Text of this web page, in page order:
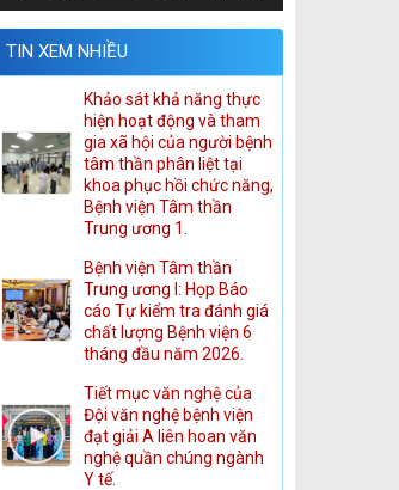
TIN XEM NHIỀU
Khảo sát khả năng thực
hiện hoạt động và tham
gia xã hội của người bệnh
tâm thần phân liệt tại
khoa phục hồi chức năng,
Bệnh viện Tâm thần
Trung ương 1.
Bệnh viện Tâm thần
Trung ương I: Họp Báo
cáo Tự kiểm tra đánh giá
chất lượng Bệnh viện 6
tháng đầu năm 2026.
Tiết mục văn nghệ của
Đội văn nghệ bệnh viện
đạt giải A liên hoan văn
nghệ quần chúng ngành
Y tế.